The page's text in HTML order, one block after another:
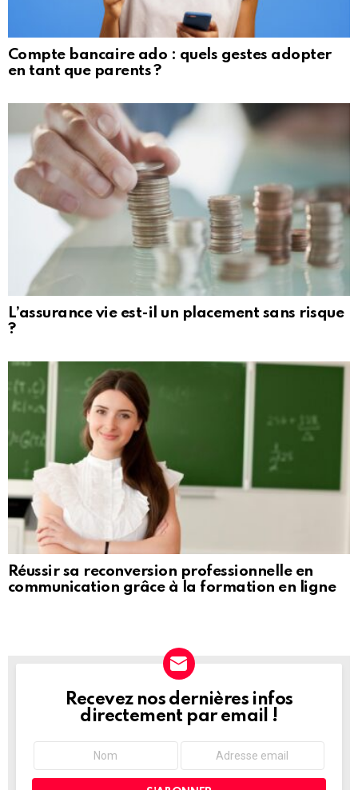
Compte bancaire ado : quels gestes adopter
en tant que parents ?
L’assurance vie est-il un placement sans risque
?
Réussir sa reconversion professionnelle en
communication grâce à la formation en ligne
NEWSLETTER
Recevez nos dernières infos
directement par email !